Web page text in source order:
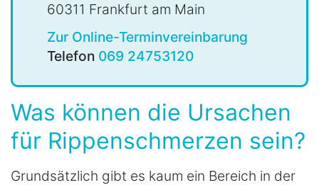
60311 Frankfurt am Main
Zur Online-Terminvereinbarung
Telefon 069 24753120
Was können die Ursachen
für Rippenschmerzen sein?
Grundsätzlich gibt es kaum ein Bereich in der